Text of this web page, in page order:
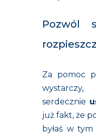
Pozwól
Za pomoc
serdecznie
już fakt, że
byłaś w